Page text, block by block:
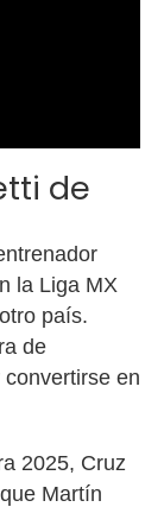
de
la Liga MX
país.
de
en
2025, Cruz
Martín